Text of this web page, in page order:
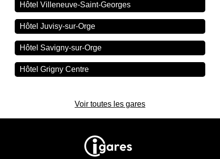
Hôtel Villeneuve-Saint-Georges
Hôtel Juvisy-sur-Orge
Hôtel Savigny-sur-Orge
Hôtel Grigny Centre
Voir toutes les gares